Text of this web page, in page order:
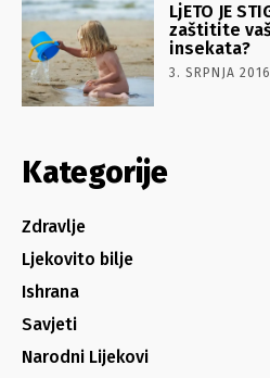
LjETO JE
zaštitite
insekata?
3. SRPNJA
Kategorije
Zdravlje
Ljekovito bilje
Ishrana
Savjeti
Narodni Lijekovi